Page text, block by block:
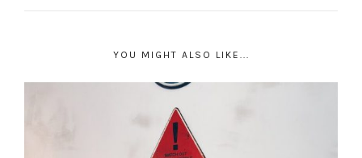
YOU MIGHT ALSO LIKE...